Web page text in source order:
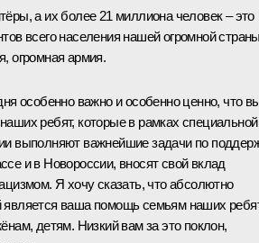
а их более 21 миллиона человек – это
всего населения нашей огромной
огромная армия.
особенно важно и особенно ценно, что
ребят, которые в рамках специальной
выполняют важнейшие задачи по
и в Новороссии, вносят свой вклад
Я хочу сказать, что абсолютно
является ваша помощь семьям наших
детям. Низкий вам за это поклон,